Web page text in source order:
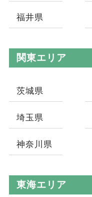
福井県
関東エリア
茨城県
埼玉県
神奈川県
東海エリア